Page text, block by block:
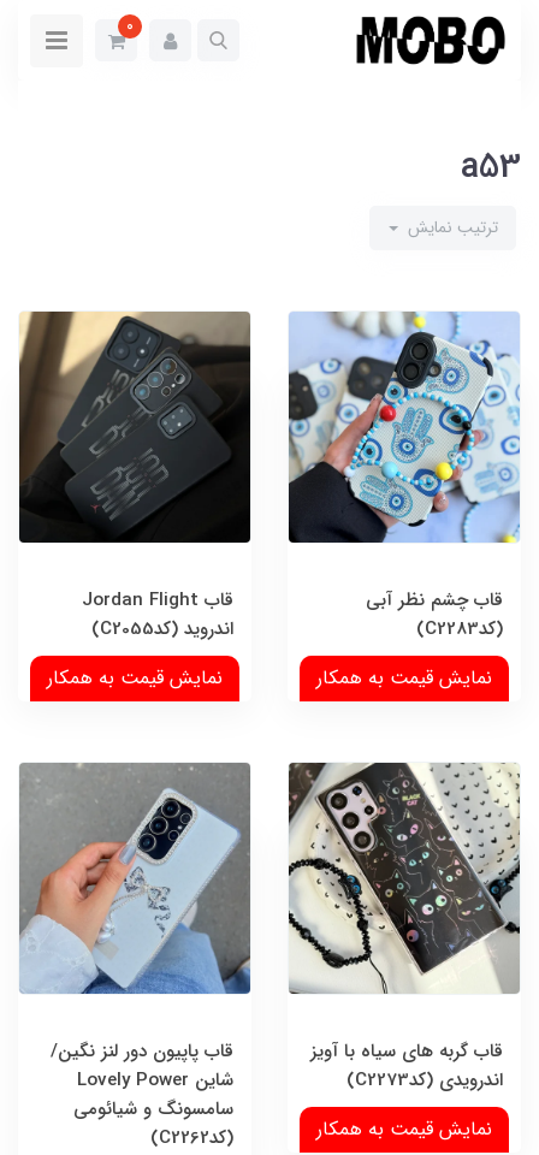
0
a53
ترتیب نمایش
قاب چشم نظر آبی
(کدC2283)
نمایش قیمت به همکار
قاب Jordan Flight
اندروید (کدC2055)
نمایش قیمت به همکار
قاب گربه های سیاه با آویز
اندرویدی (کدC2273)
نمایش قیمت به همکار
قاب پاپیون دور لنز نگین/
شاین Lovely Power
سامسونگ و شیائومی
(کدC2262)